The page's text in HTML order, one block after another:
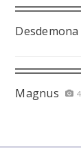
Desdemona
Magnus